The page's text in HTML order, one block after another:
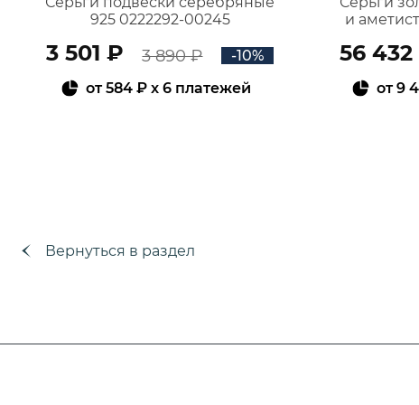
925 0222292-00245
3 501 ₽ 3 890 ₽
-10%
от584 ₽ x 6 платежей
и
56
от9
Вернуться в раздел